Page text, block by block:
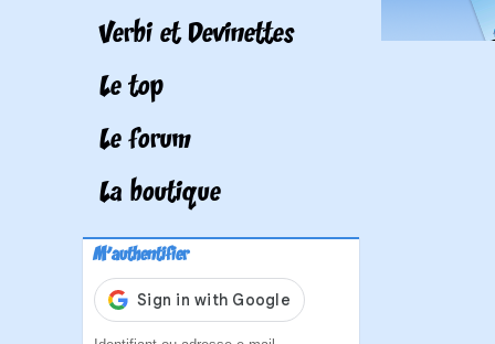
Verbi et Devinettes
Le top
Le forum
La boutique
M'authentifier